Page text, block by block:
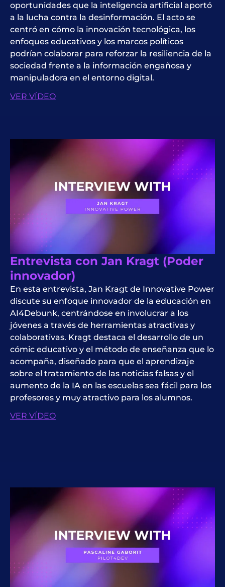
oportunidades que la inteligencia artificial aportó
a la lucha contra la desinformación. El acto se
centró en cómo la innovación tecnológica, los
enfoques educativos y los marcos políticos
podrían colaborar para reforzar la resiliencia de la
sociedad frente a la información engañosa y
manipuladora en el entorno digital.
VER VÍDEO
Entrevista con Jan Kragt (Poder
innovador)
En esta entrevista, Jan Kragt de Innovative Power
discute su enfoque innovador de la educación en
AI4Debunk, centrándose en involucrar a los
jóvenes a través de herramientas atractivas y
colaborativas. Kragt destaca el desarrollo de un
cómic educativo y el método de enseñanza que lo
acompaña, diseñado para que el aprendizaje
sobre el tratamiento de las noticias falsas y el
aumento de la IA en las escuelas sea fácil para los
profesores y muy atractivo para los alumnos.
VER VÍDEO